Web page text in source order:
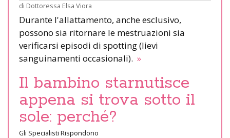
di Dottoressa Elsa Viora
Durante l'allattamento, anche esclusivo,
possono sia ritornare le mestruazioni sia
verificarsi episodi di spotting (lievi
sanguinamenti occasionali). »
Il bambino starnutisce
appena si trova sotto il
sole: perché?
Gli Specialisti Rispondono